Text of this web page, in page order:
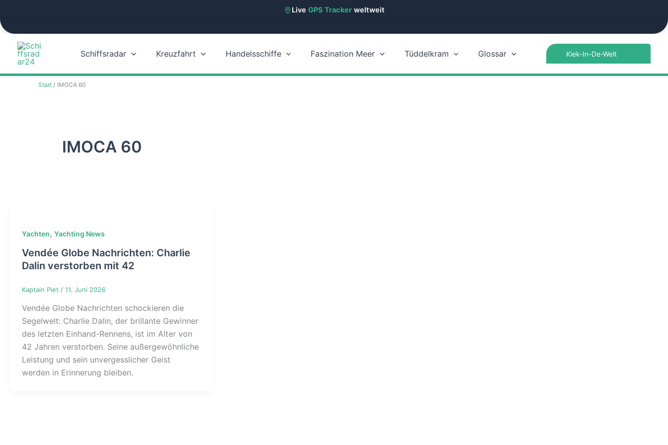
Live GPS Trackerweltweit
Zum
springen
Schiffsradar Kreuzfahrt Handelsschiffe Faszination Meer Tüddelkram Glossar
Start IMOCA 60
IMOCA 60
Yachten, Yachting News
Vendée Globe Nachrichten: Charlie
Dalin verstorben mit 42
Kaptain Piet / 11. Juni 2026
Vendée Globe Nachrichten schockieren die
Segelwelt: Charlie Dalin, der brillante Gewinner
des letzten Einhand-Rennens, ist im Alter von
42 Jahren verstorben. Seine außergewöhnliche
Leistung und sein unvergesslicher Geist
werden in Erinnerung bleiben.